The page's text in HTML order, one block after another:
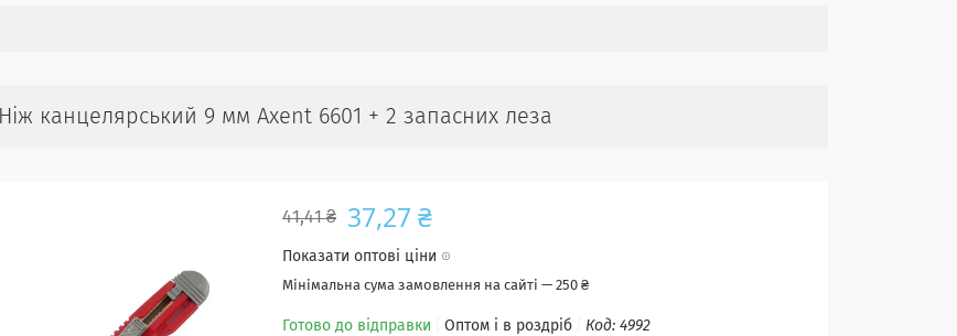
Ніж канцелярський 9 мм Axent 6601 + 2 запасних леза
41,41 ₴ 37,27 ₴
Показати оптові ціни
Мінімальна сума замовлення на сайті — 250 ₴
Готово до відправки Оптом і в роздріб Код: 4992